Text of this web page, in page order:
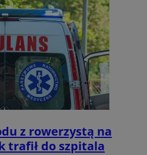
z rowerzystą na
trafił do szpitala